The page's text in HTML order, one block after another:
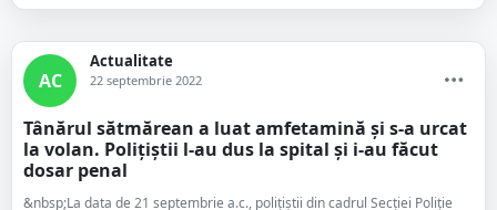
AC
Actualitate
22 septembrie 2022
Tânărul sătmărean a luat amfetamină și s-a urcat
la volan. Polițiștii l-au dus la spital și i-au făcut
dosar penal
&nbsp;La data de 21 septembrie a.c., polițiștii din cadrul Secției Poliție